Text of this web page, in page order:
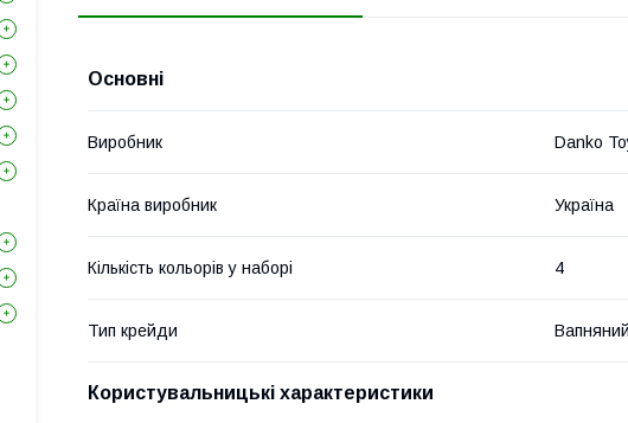
Основні
Виробник Danko
Країна виробник Україна
Кількість кольорів у наборі 4
Тип крейди
Користувальницькі характеристики